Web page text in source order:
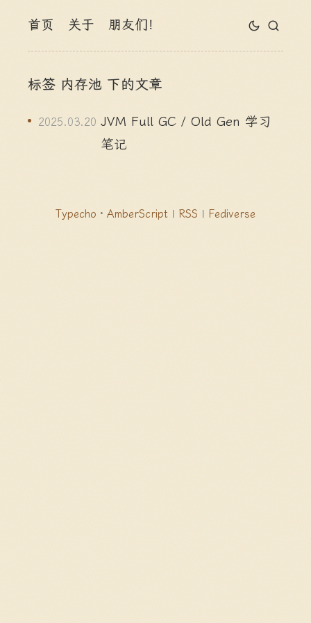
首页 关于 朋友们！
标签 内存池 下的文章
2025.03.20 JVM Full GC / Old Gen 学习
笔记
Typecho · AmberScript | RSS | Fediverse